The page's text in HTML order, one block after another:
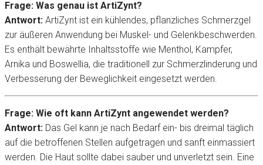
Frage: Was genau ist ArtiZynt?
Antwort: ArtiZynt ist ein kühlendes, pflanzliches Schmerzgel
zur äußeren Anwendung bei Muskel- und Gelenkbeschwerden.
Es enthält bewährte Inhaltsstoffe wie Menthol, Kampfer,
Arnika und Boswellia, die traditionell zur Schmerzlinderung und
Verbesserung der Beweglichkeit eingesetzt werden.
Frage: Wie oft kann ArtiZynt angewendet werden?
Antwort: Das Gel kann je nach Bedarf ein- bis dreimal täglich
auf die betroffenen Stellen aufgetragen und sanft einmassiert
werden. Die Haut sollte dabei sauber und unverletzt sein. Eine